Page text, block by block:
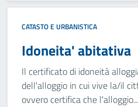
CATASTO E URBANISTICA
Idoneita' abitativa
Il certificato di idoneità
dell'alloggio in cui vive la/il
ovvero certifica che l'alloggio...